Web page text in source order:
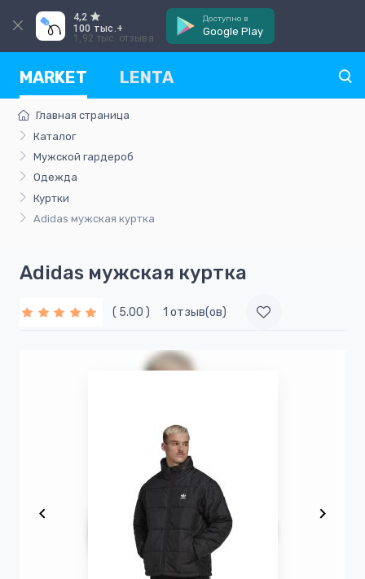
4,2
100 тыс.+
1,92 тыс. отзыва
Доступно в
Google Play
MARKET LENTA
Главная страница
Каталог
Мужской гардероб
Одежда
Куртки
Adidas мужская куртка
Adidas мужская куртка
( 5.00 ) 1 отзыв(ов)